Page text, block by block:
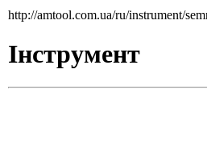
http://amtool.com.ua/ru/instrument/
Інструмент